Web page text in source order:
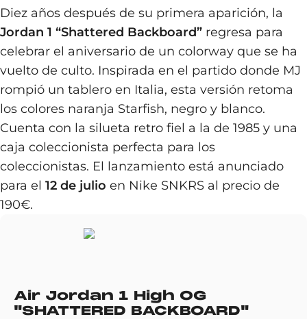
Diez años después de su primera aparición, la
Jordan 1 “Shattered Backboard” regresa para
celebrar el aniversario de un colorway que se ha
vuelto de culto. Inspirada en el partido donde MJ
rompió un tablero en Italia, esta versión retoma
los colores naranja Starfish, negro y blanco.
Cuenta con la silueta retro fiel a la de 1985 y una
caja coleccionista perfecta para los
coleccionistas. El lanzamiento está anunciado
para el 12 de julio en Nike SNKRS al precio de
190€.
Air Jordan 1 High OG
"SHATTERED BACKBOARD"